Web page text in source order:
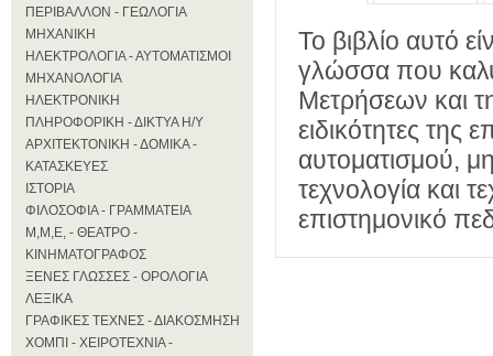
ΠΕΡΙΒΑΛΛΟΝ - ΓΕΩΛΟΓΙΑ
ΜΗΧΑΝΙΚΗ
ΗΛΕΚΤΡΟΛΟΓΙΑ - ΑΥΤΟΜΑΤΙΣΜΟΙ
ΜΗΧΑΝΟΛΟΓΙΑ
ΗΛΕΚΤΡΟΝΙΚΗ
ΠΛΗΡΟΦΟΡΙΚΗ - ΔΙΚΤΥΑ Η/Υ
ΑΡΧΙΤΕΚΤΟΝΙΚΗ - ΔΟΜΙΚΑ -
ΚΑΤΑΣΚΕΥΕΣ
ΙΣΤΟΡΙΑ
ΦΙΛΟΣΟΦΙΑ - ΓΡΑΜΜΑΤΕΙΑ
Μ,Μ,Ε, - ΘΕΑΤΡΟ -
ΚΙΝΗΜΑΤΟΓΡΑΦΟΣ
ΞΕΝΕΣ ΓΛΩΣΣΕΣ - ΟΡΟΛΟΓΙΑ
ΛΕΞΙΚΑ
ΓΡΑΦΙΚΕΣ ΤΕΧΝΕΣ - ΔΙΑΚΟΣΜΗΣΗ
ΧΟΜΠΙ - ΧΕΙΡΟΤΕΧΝΙΑ -
Το βιβλίο αυτό
γλώσσα που
Μετρήσεων και
ειδικότητες της
αυτοματισμού,
τεχνολογία και
επιστημονικό